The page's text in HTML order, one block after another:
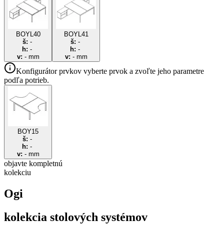
BOYL40
š: -
h: -
v: -mm
BOYL41
š: -
h: -
v: -mm
Konfigurátor prvkov vyberte prvok a zvoľte jeho parametre
podľa potrieb.
BOY15
š: -
h: -
v: -mm
objavte kompletnú
kolekciu
Ogi
kolekcia stolových systémov